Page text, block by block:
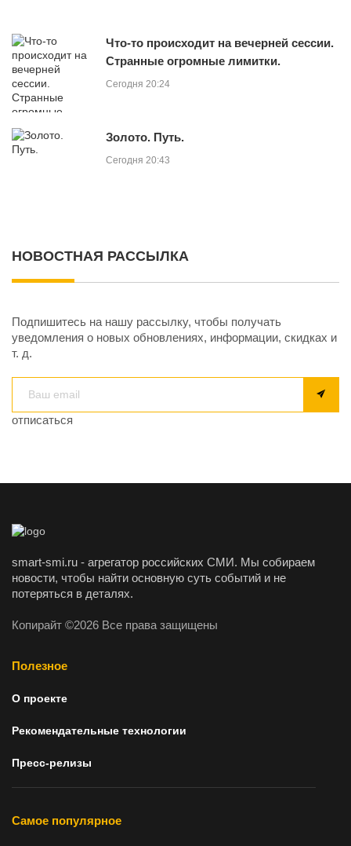
Что-то происходит на вечерней сессии.
Странные огромные лимитки.
Сегодня 20:24
Золото. Путь.
Сегодня 20:43
НОВОСТНАЯ РАССЫЛКА
Подпишитесь на нашу рассылку, чтобы получать
уведомления о новых обновлениях, информации, скидках и
т. д.
отписаться
smart-smi.ru - агрегатор российских СМИ. Мы собираем
новости, чтобы найти основную суть событий и не
потеряться в деталях.
Копирайт ©2026 Все права защищены
Полезное
О проекте
Рекомендательные технологии
Пресс-релизы
Самое популярное